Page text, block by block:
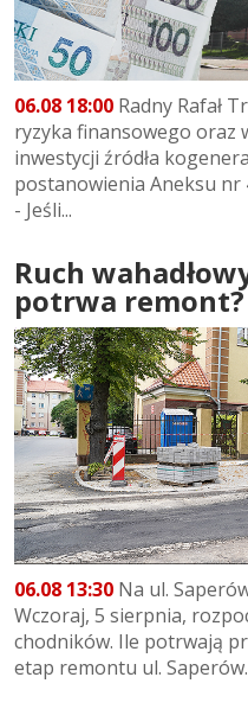
06.08 18:00 Radny Rafał
ryzyka finansowego oraz
inwestycji źródła
postanowienia Aneksu nr
- Jeśli...
Ruch
potrwa
06.08 13:30 Na ul.
Wczoraj, 5 sierpnia,
chodników. Ile potrwają
etap remontu ul.